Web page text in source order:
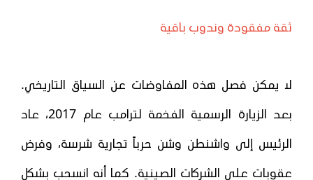
ثقة مفقودة وندوب باقية
لا يمكن فصل هذه المفاوضات عن السياق التاريخي.
بعد الزيارة الرسمية الفخمة لترامب عام 2017، عاد
الرئيس إلى واشنطن وشن حرباً تجارية شرسة، وفرض
عقوبات على الشركات الصينية. كما أنه انسحب بشكل